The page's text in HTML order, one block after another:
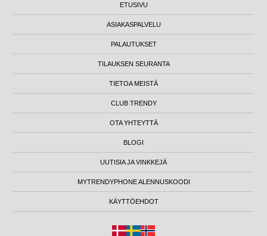
ETUSIVU
ASIAKASPALVELU
PALAUTUKSET
TILAUKSEN SEURANTA
TIETOA MEISTÄ
CLUB TRENDY
OTA YHTEYTTÄ
BLOGI
UUTISIA JA VINKKEJÄ
MYTRENDYPHONE ALENNUSKOODI
KÄYTTÖEHDOT